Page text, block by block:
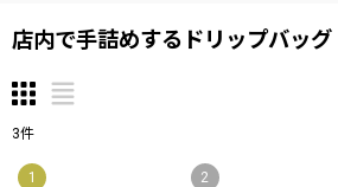
店内で手詰めするドリップバッ
3件
1 2